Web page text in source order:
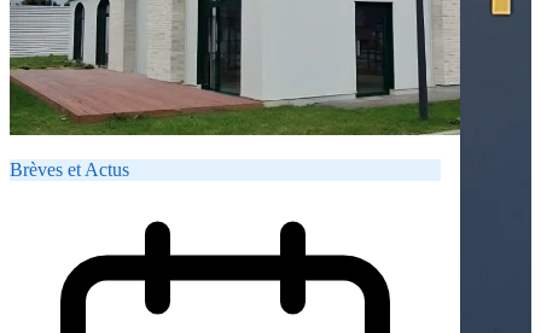
Brèves et Actus